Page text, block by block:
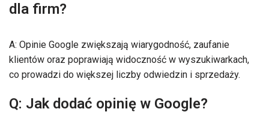
dla firm?
A: Opinie Google zwiększają wiarygodność, zaufanie
klientów oraz poprawiają widoczność w wyszukiwarkach,
co prowadzi do większej liczby odwiedzin i sprzedaży.
Q: Jak dodać opinię w Google?